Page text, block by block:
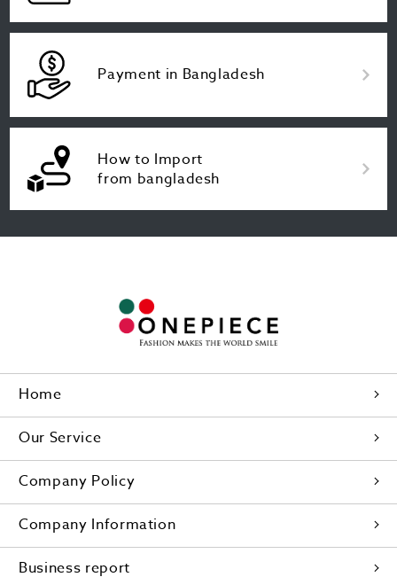
Payment in Bangladesh
How to Import
from bangladesh
Home
Our Service
Company Policy
Company Information
Business report